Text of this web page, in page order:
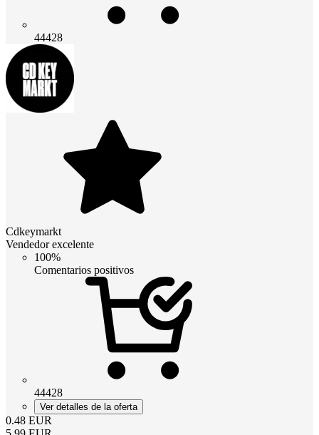
44428
Cdkeymarkt
Vendedor excelente
100%
Comentarios positivos
44428
Ver detalles de la oferta
0.48 EUR